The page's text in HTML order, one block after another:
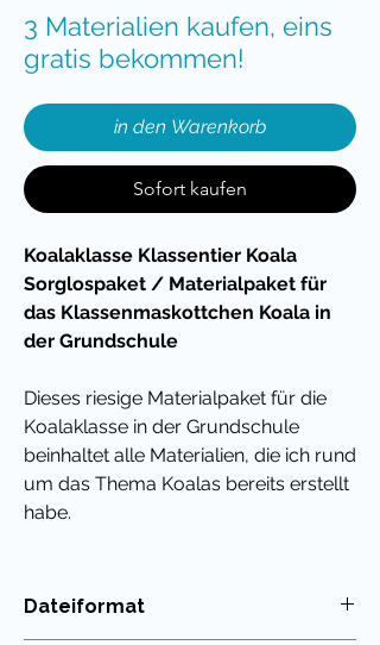
3 Materialien kaufen, eins
gratis bekommen!
in den Warenkorb
Sofort kaufen
Koalaklasse Klassentier Koala
Sorglospaket / Materialpaket für
das Klassenmaskottchen Koala in
der Grundschule
Dieses riesige Materialpaket für die
Koalaklasse in der Grundschule
beinhaltet alle Materialien, die ich rund
um das Thema Koalas bereits erstellt
habe.
auch zu saisonalen Ereignissen
Dateiformat